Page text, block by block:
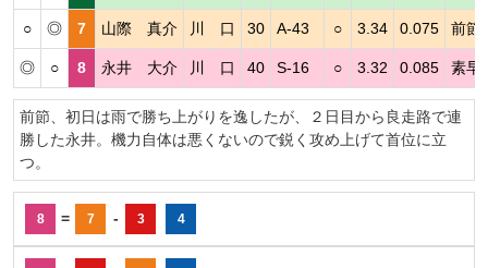
○ ◎ 7 山際 真介 川 口 30 A-43 ○ 3.34 0.075 前節
◎ ○ 8 永井 大介 川 口 40 S-16 ○ 3.32 0.085 素早
前節、初日は雨で勝ち上がりを逸したが、２日目から良走路で連
勝した永井。機力自体は悪くないので鋭く攻め上げて首位に立
つ。
8 = 7 - 3 4